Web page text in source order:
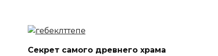
Секрет самого древнего храма